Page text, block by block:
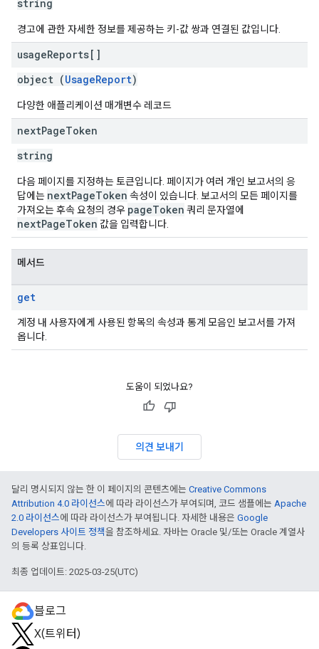
string
경고에 관한 자세한 정보를 제공하는 키-값 쌍과 연결된 값입니다.
usageReports[]
object (UsageReport)
다양한 애플리케이션 매개변수 레코드
nextPageToken
string
다음 페이지를 지정하는 토큰입니다. 페이지가 여러 개인 보고서의 응
답에는 nextPageToken 속성이 있습니다. 보고서의 모든 페이지를
가져오는 후속 요청의 경우 pageToken 쿼리 문자열에
nextPageToken 값을 입력합니다.
메서드
get
계정 내 사용자에게 사용된 항목의 속성과 통계 모음인 보고서를 가져
옵니다.
도움이 되었나요?
의견 보내기
달리 명시되지 않는 한 이 페이지의 콘텐츠에는 Creative Commons
Attribution 4.0 라이선스에 따라 라이선스가 부여되며, 코드 샘플에는 Apache
2.0 라이선스에 따라 라이선스가 부여됩니다. 자세한 내용은 Google
Developers 사이트 정책을 참조하세요. 자바는 Oracle 및/또는 Oracle 계열사
의 등록 상표입니다.
최종 업데이트: 2025-03-25(UTC)
블로그
X(트위터)